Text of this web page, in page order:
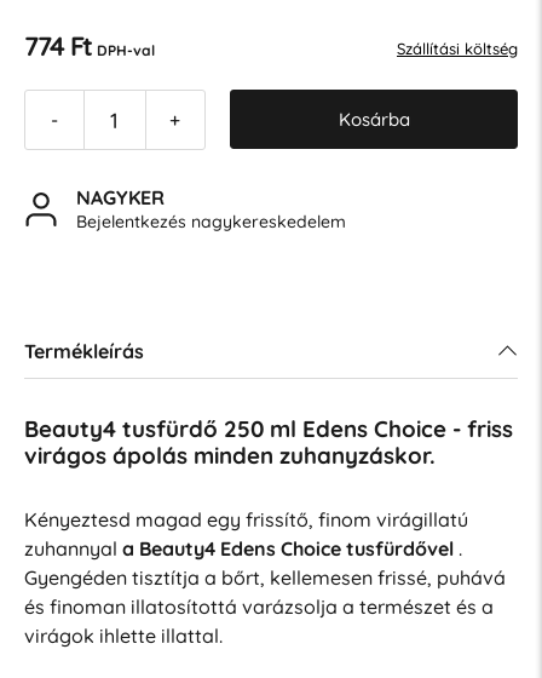
774 Ft DPH-val Szállítási költség
- + Kosárba
NAGYKER
Bejelentkezés nagykereskedelem
Termékleírás
Beauty4 tusfürdő 250 ml Edens Choice - friss
virágos ápolás minden zuhanyzáskor.
Kényeztesd magad egy frissítő, finom virágillatú
zuhannyal a Beauty4 Edens Choice tusfürdővel.
Gyengéden tisztítja a bőrt, kellemesen frissé, puhává
és finoman illatosítottá varázsolja a természet és a
virágok ihlette illattal.